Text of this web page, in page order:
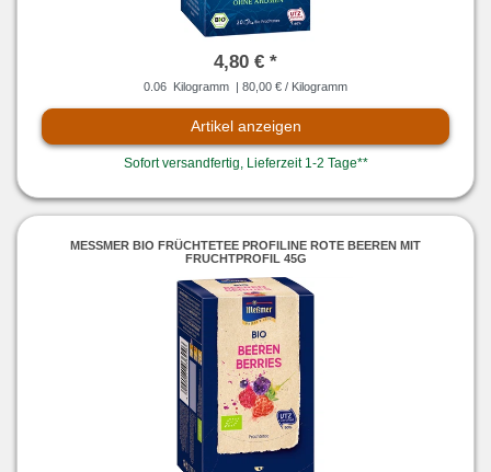
4,80 € *
0.06 Kilogramm | 80,00 € / Kilogramm
Artikel anzeigen
Sofort versandfertig, Lieferzeit 1-2 Tage**
MESSMER BIO FRÜCHTETEE PROFILINE ROTE BEEREN MIT F
RUCHTPROFIL 45G